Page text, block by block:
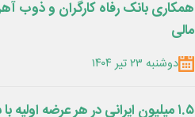
همکاری بانک رفاه کارگران و ذوب
مالی
دوشنبه ۲۳ تیر ۱۴۰۴
۱.۵ میلیون ایرانی در هر عرضه‌